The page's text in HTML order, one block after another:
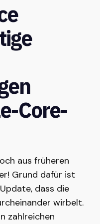
Core-
aus früheren
Grund dafür ist
dass die
wirbelt.
zahlreichen